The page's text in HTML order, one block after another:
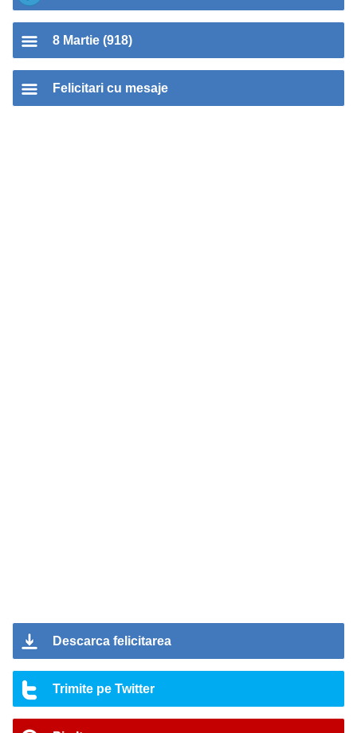
8 Martie (918)
Felicitari cu mesaje
Descarca felicitarea
Trimite pe Twitter